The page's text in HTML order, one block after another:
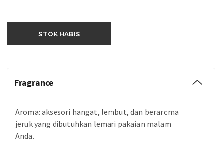
STOK HABIS
Fragrance
Aroma: aksesori hangat, lembut, dan beraroma
jeruk yang dibutuhkan lemari pakaian malam
Anda.